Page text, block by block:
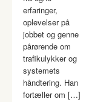
erfaringer,
oplevelser på
jobbet og genne
pårørende om
trafikulykker og
systemets
håndtering. Han
fortæller om […]